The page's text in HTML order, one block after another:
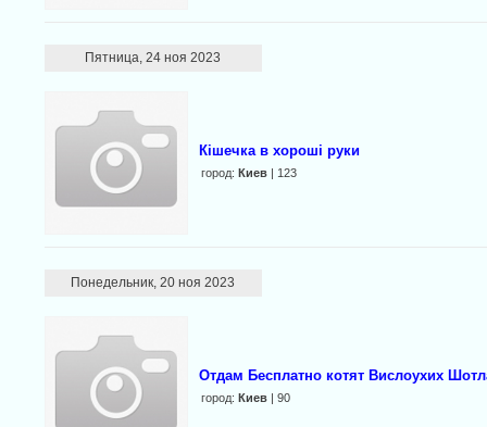
Пятница, 24 ноя 2023
Кішечка в хороші руки
город: Киев| 123
Понедельник, 20 ноя 2023
Отдам Бесплатно котят Вислоухих
город: Киев| 90